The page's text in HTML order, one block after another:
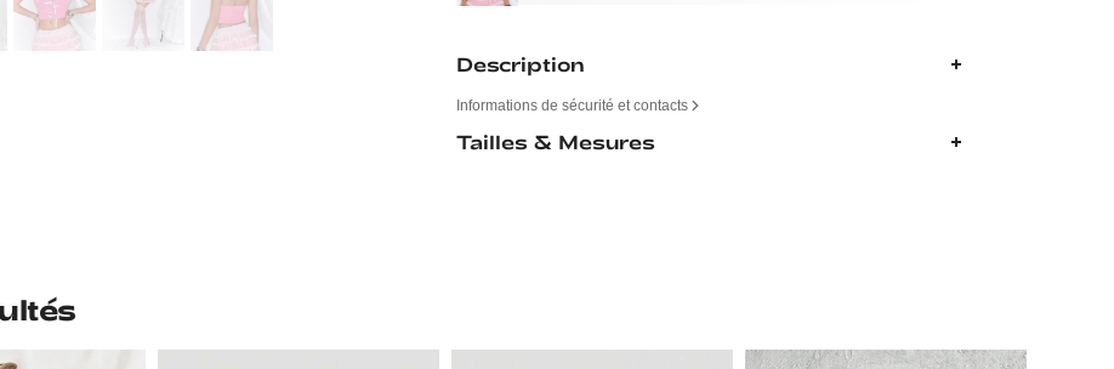
Description
Informations de sécurité et contacts
Tailles & Mesures